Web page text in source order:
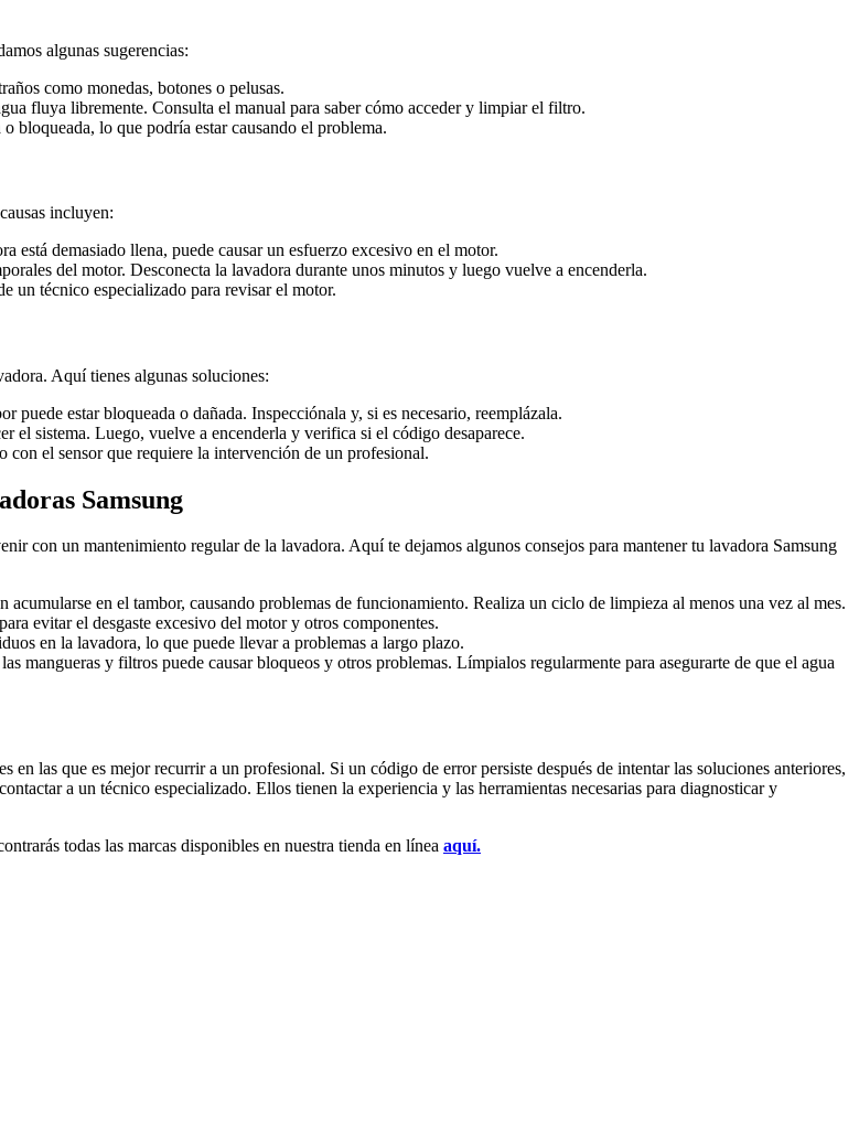
algunas sugerencias:
como monedas, botones o pelusas.
fluya libremente. Consulta el manual para saber cómo acceder y limpiar el filtro.
bloqueada, lo que podría estar causando el problema.
incluyen:
está demasiado llena, puede causar un esfuerzo excesivo en el motor.
del motor. Desconecta la lavadora durante unos minutos y luego vuelve a encenderla.
un técnico especializado para revisar el motor.
Aquí tienes algunas soluciones:
puede estar bloqueada o dañada. Inspecciónala y, si es necesario, reemplázala.
el sistema. Luego, vuelve a encenderla y verifica si el código desaparece.
el sensor que requiere la intervención de un profesional.
Samsung
con un mantenimiento regular de la lavadora. Aquí te dejamos algunos consejos para mantener tu lavadora Samsung
acumularse en el tambor, causando problemas de funcionamiento. Realiza un ciclo de limpieza al menos una vez al mes.
evitar el desgaste excesivo del motor y otros componentes.
en la lavadora, lo que puede llevar a problemas a largo plazo.
mangueras y filtros puede causar bloqueos y otros problemas. Límpialos regularmente para asegurarte de que el agua
las que es mejor recurrir a un profesional. Si un código de error persiste después de intentar las soluciones anteriores,
a un técnico especializado. Ellos tienen la experiencia y las herramientas necesarias para diagnosticar y
todas las marcas disponibles en nuestra tienda en línea aquí.